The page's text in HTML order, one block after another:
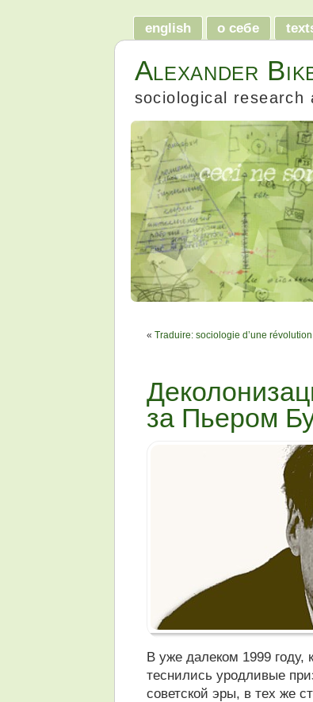
english о себе
Alexander
sociological research
« Traduire: sociologie d’une révolution
за Пьером
В уже далеком 1999 году,
теснились уродливые
советской эры, в тех же